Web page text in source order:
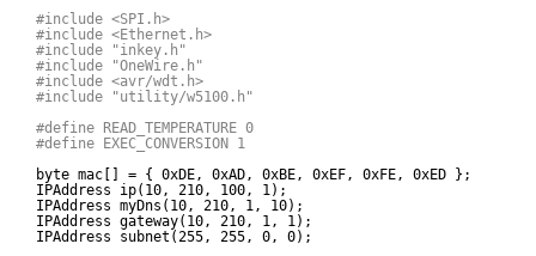
#include <SPI.h>
#include <Ethernet.h>
#include "inkey.h"
#include "OneWire.h"
#include <avr/wdt.h>
#include "utility/w5100.h"
#define READ_TEMPERATURE 0
#define EXEC_CONVERSION 1
byte mac[] = { 0xDE, 0xAD, 0xBE, 0xEF, 0xFE, 0xED };
IPAddress ip(10, 210, 100, 1);
IPAddress myDns(10, 210, 1, 10);
IPAddress gateway(10, 210, 1, 1);
IPAddress subnet(255, 255, 0, 0);